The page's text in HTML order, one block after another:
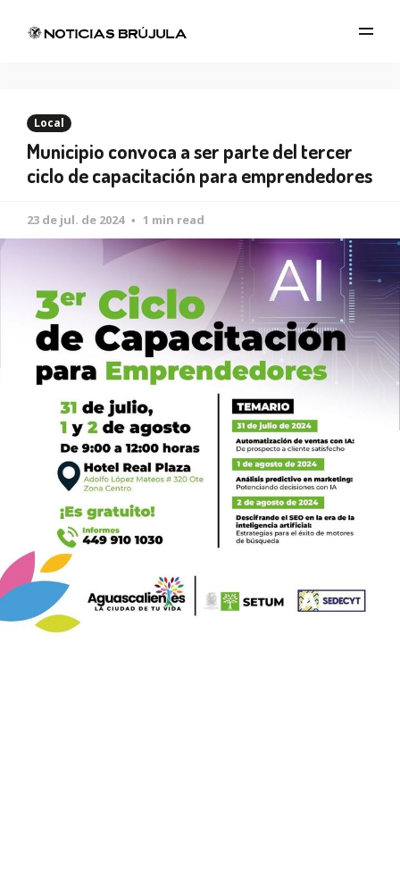
Local
Municipio convoca a ser parte del tercer
ciclo de capacitación para emprendedores
23 de jul. de 2024 1 min read